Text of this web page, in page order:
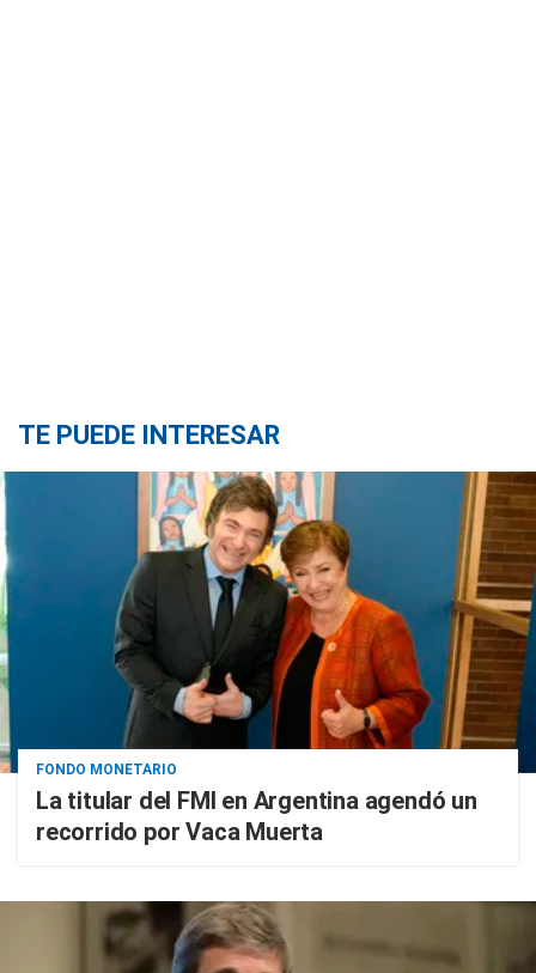
TE PUEDE INTERESAR
FONDO MONETARIO
La titular del FMI en Argentina agendó un
recorrido por Vaca Muerta